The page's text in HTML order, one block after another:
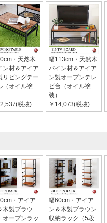
・天然木
ン材＆アイア
リビングテー
（オイル塗
税抜)
幅113cm・天然木
パイン材＆アイア
ン製オープンテレ
ビ台（オイル塗
装）
￥14,073(税抜)
・アイア
木製ブラウ
オープンラッ
幅60cm・アイア
ン＆木製ブラウン
収納ラック（5段